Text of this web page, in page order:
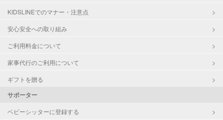
KIDSLINEでのマナー・注意点
安心安全への取り組み
ご利用料金について
家事代行のご利用について
ギフトを贈る
サポーター
ベビーシッターに登録する